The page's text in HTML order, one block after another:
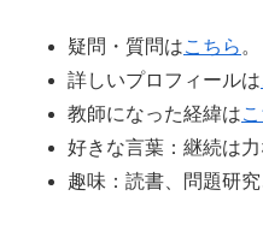
疑問・質問はこちら 。
詳しいプロフィールは
教師になった経緯は
好きな言葉：継続は力
趣味：読書、問題研